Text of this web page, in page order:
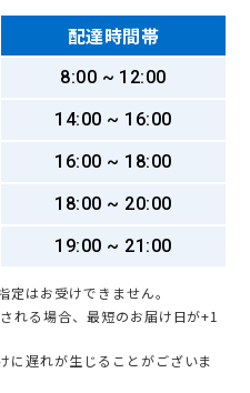
配達時間帯
8:00 ~ 12:00
14:00 ~ 16:00
16:00 ~ 18:00
18:00 ~ 20:00
19:00 ~ 21:00
はお受けできません。
れる場合、最短のお届け日が+1
遅れが生じることがございま